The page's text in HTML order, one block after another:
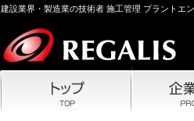
建設業界・製造業の技術者 施工管理 プラントエ